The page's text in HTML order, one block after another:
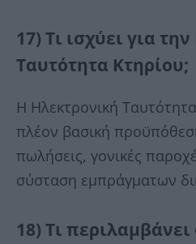
17) Τι ισχύει για
Ταυτότητα Κτηρίου;
Η Ηλεκτρονική
πλέον βασική
πωλήσεις, γονικές
σύσταση εμπράγματων
18) Τι